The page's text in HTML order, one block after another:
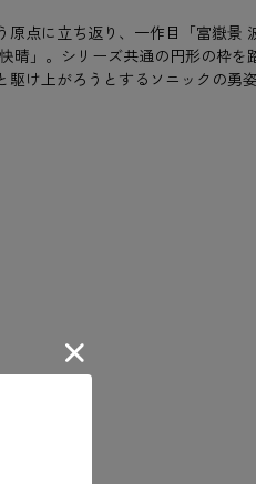
点に立ち返り、一作目「富嶽景
」。シリーズ共通の円形の枠を
け上がろうとするソニックの勇姿